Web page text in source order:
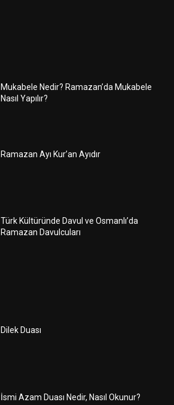
Mukabele Nedir? Ramazan’da Mukabele
Nasıl Yapılır?
Ramazan Ayı Kur’an Ayıdır
Türk Kültüründe Davul ve Osmanlı’da
Ramazan Davulcuları
Dilek Duası
İsmi Azam Duası Nedir, Nasıl Okunur?